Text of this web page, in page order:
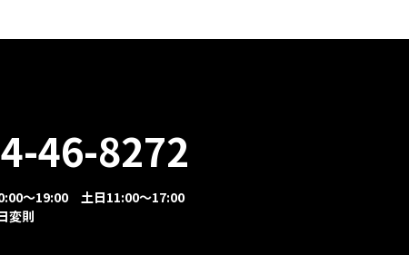
46-8272
～19:00 土日11:00～17:00
変則